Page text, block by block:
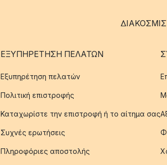
ΕΞΥΠΗΡΈΤΗΣΗ ΠΕΛΑΤΏΝ
Εξυπηρέτηση πελατών
Πολιτική επιστροφής
Καταχωρίστε την επιστροφή ή το αίτημα σας
Συχνές ερωτήσεις
Πληροφόριες αποστολής